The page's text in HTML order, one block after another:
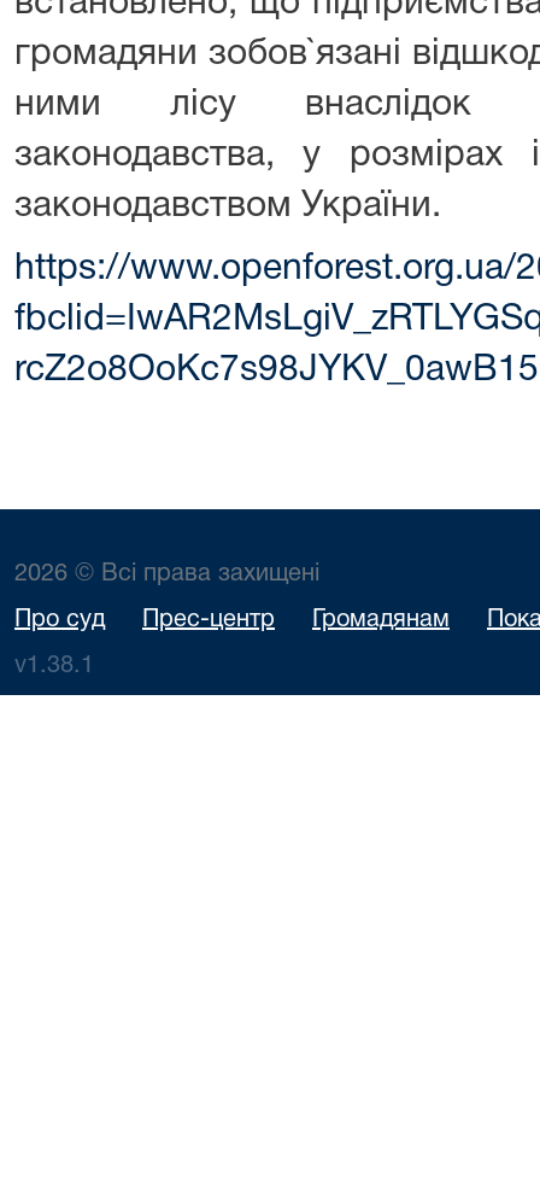
громадяни зобов`язані
ними лісу внаслідок
законодавства, у розмірах
законодавством України.
https://www.openforest.org.ua/
2026 © Всі права захищені
Про суд Прес-центр Громадянам
v1.38.1